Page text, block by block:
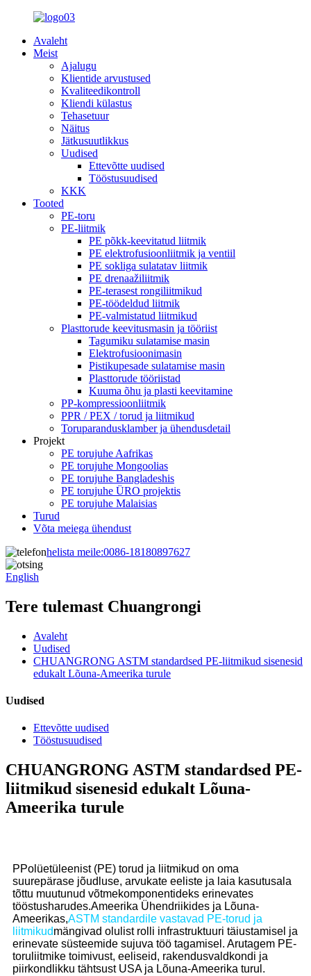
Avaleht
Meist
Ajalugu
Klientide arvustused
Kvaliteedikontroll
Kliendi külastus
Tehasetuur
Näitus
Jätkusuutlikkus
Uudised
Ettevõtte uudised
Tööstusuudised
KKK
Tooted
PE-toru
PE-liitmik
PE põkk-keevitatud liitmik
PE elektrofusioonliitmik ja ventiil
PE sokliga sulatatav liitmik
PE drenaažiliitmik
PE-terasest rongiliitmikud
PE-töödeldud liitmik
PE-valmistatud liitmikud
Plasttorude keevitusmasin ja tööriist
Tagumiku sulatamise masin
Elektrofusioonimasin
Pistikupesade sulatamise masin
Plasttorude tööriistad
Kuuma õhu ja plasti keevitamine
PP-kompressioonliitmik
PPR / PEX / torud ja liitmikud
Toruparandusklamber ja ühendusdetail
Projekt
PE torujuhe Aafrikas
PE torujuhe Mongoolias
PE torujuhe Bangladeshis
PE torujuhe ÜRO projektis
PE torujuhe Malaisias
Turud
Võta meiega ühendust
helista meile:0086-18180897627
English
Tere tulemast Chuangrongi
Avaleht
Uudised
CHUANGRONG ASTM standardsed PE-liitmikud sisenesid
edukalt Lõuna-Ameerika turule
Uudised
Ettevõtte uudised
Tööstusuudised
CHUANGRONG ASTM standardsed PE-
liitmikud sisenesid edukalt Lõuna-
Ameerika turule
PPolüetüleenist (PE) torud ja liitmikud on oma
suurepärase jõudluse, arvukate eeliste ja laia kasutusala
tõttu muutunud võtmekomponentideks erinevates
tööstusharudes.Ameerika Ühendriikides ja Lõuna-
Ameerikas,ASTM standardile vastavad PE-torud ja
liitmikudmängivad olulist rolli infrastruktuuri täiustamisel ja
erinevate süsteemide sujuva töö tagamisel. Arutagem PE-
toruliitmike toimivust, eeliseid, rakendusvaldkondi ja
piirkondlikku tähtsust USA ja Lõuna-Ameerika turul.